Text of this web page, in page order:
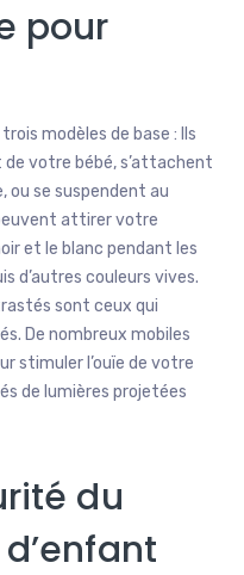
pour
modèles de base : Ils
votre bébé, s’attachent
ou se suspendent au
attirer votre
et le blanc pendant les
d’autres couleurs vives.
sont ceux qui
De nombreux mobiles
stimuler l’ouïe de votre
de lumières projetées
du